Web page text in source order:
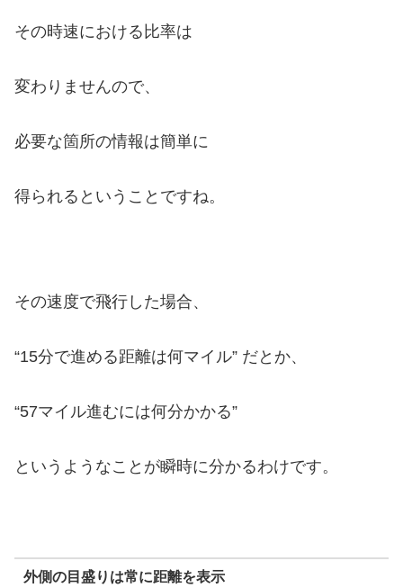
その時速における比率は
変わりませんので、
必要な箇所の情報は簡単に
得られるということですね。
その速度で飛行した場合、
“15分で進める距離は何マイル” だとか、
“57マイル進むには何分かかる”
というようなことが瞬時に分かるわけです。
外側の目盛りは常に距離を表示